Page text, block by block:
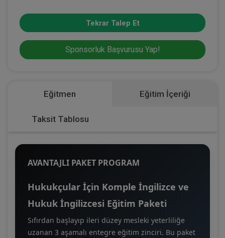
Tekrar Talep Et
Sponsorluk Başvurusu Yap!
Eğitmen Eğitim İçeriği
Taksit Tablosu
AVANTAJLI PAKET PROGRAM
Hukukçular İçin Komple İngilizce ve
Hukuk İngilizcesi Eğitim Paketi
Sıfırdan başlayıp ileri düzey mesleki yeterliliğe
uzanan 3 aşamalı entegre eğitim zinciri. Bu paket